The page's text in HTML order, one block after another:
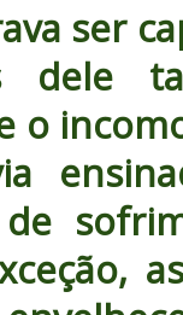
ser
dele
o
de